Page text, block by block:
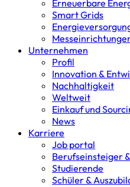
Erneuerbare
Smart Grids
Unternehmen
Profil
Innovation &
Nachhaltigkeit
Weltweit
Einkauf und
News
Karriere
Job portal
Berufseinsteiger
Studierende
Schüler &